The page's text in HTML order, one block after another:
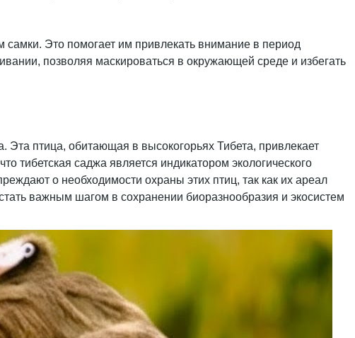
Это помогает им привлекать внимание в период
позволяя маскироваться в окружающей среде и избегать
Эта птица, обитающая в высокогорьях Тибета, привлекает
саджа является индикатором экологического
о необходимости охраны этих птиц, так как их ареал
важным шагом в сохранении биоразнообразия и экосистем